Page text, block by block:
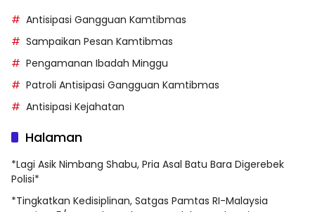
Antisipasi Gangguan Kamtibmas
Sampaikan Pesan Kamtibmas
Pengamanan Ibadah Minggu
Patroli Antisipasi Gangguan Kamtibmas
Antisipasi Kejahatan
Halaman
*Lagi Asik Nimbang Shabu, Pria Asal Batu Bara Digerebek
Polisi*
*Tingkatkan Kedisiplinan, Satgas Pamtas RI-Malaysia